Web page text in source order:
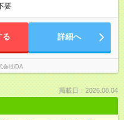
要
る 詳細へ
会社iDA
掲載日：2026.08.04